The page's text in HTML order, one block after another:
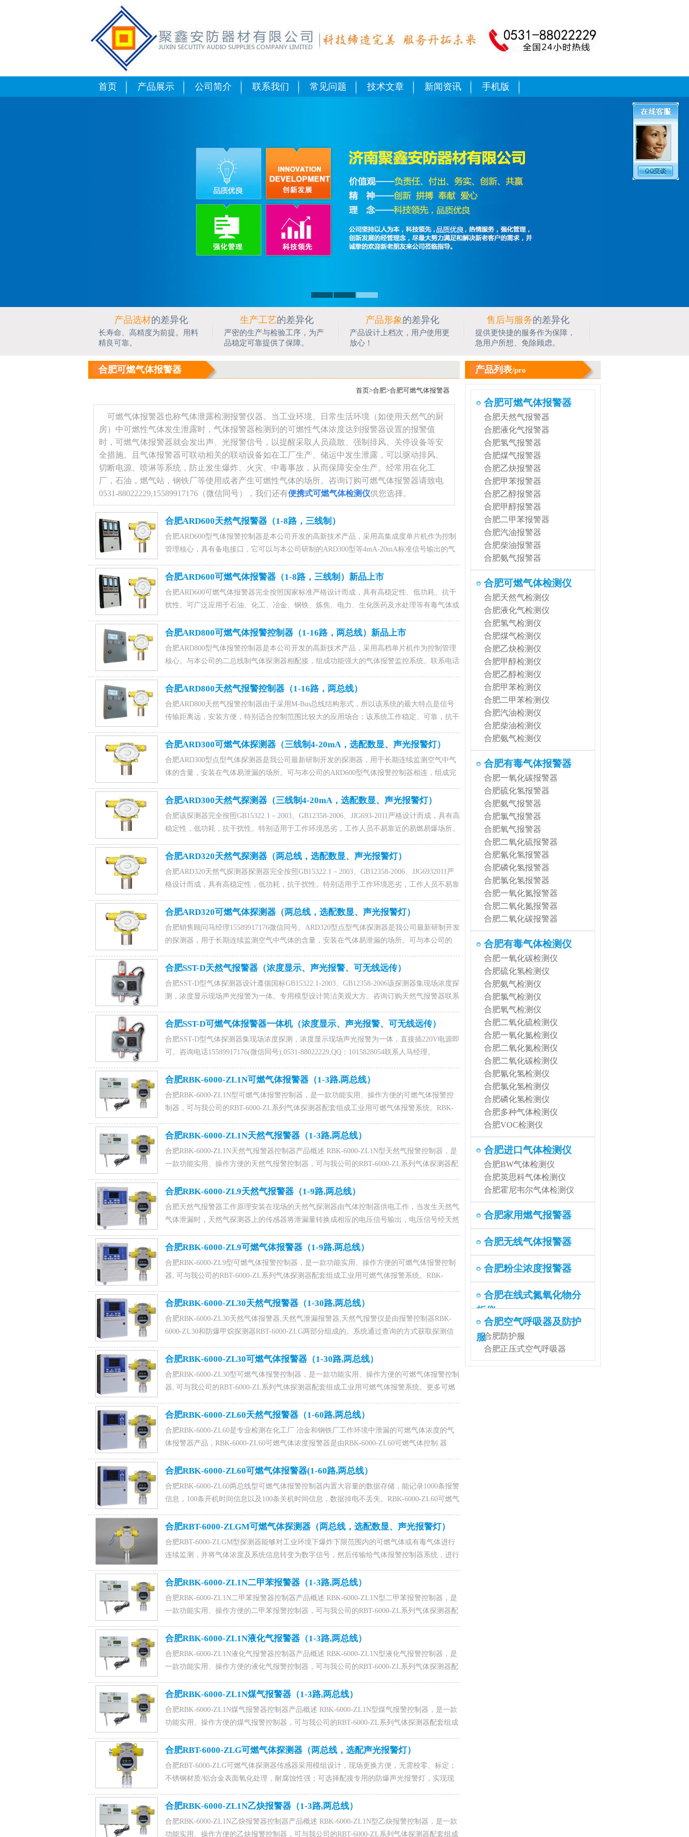
合肥可燃气体报警器
首页 产品展示 公司简介 联系我们 常见问题 技术文章 新闻资讯 手机版
1 2 3
产品选材的差异化
长寿命、高精度为前提。用料
精良可靠。
生产工艺的差异化
严密的生产与检验工序，为产
品稳定可靠提供了保障。
产品形象的差异化
产品设计上档次，用户使用更
放心！
售后与服务的差异化
提供更快捷的服务作为保障，
急用户所想、免除顾虑。
合肥可燃气体报警器
首页>合肥>合肥可燃气体报警器
可燃气体报警器也称气体泄露检测报警仪器。当工业环境、日常生活环境（如使用天然气的厨
房）中可燃性气体发生泄露时，气体报警器检测到的可燃性气体浓度达到报警器设置的报警值
时，可燃气体报警器就会发出声、光报警信号，以提醒采取人员疏散、强制排风、关停设备等安
全措施。且气体报警器可联动相关的联动设备如在工厂生产、储运中发生泄露，可以驱动排风、
切断电源、喷淋等系统，防止发生爆炸、火灾、中毒事故，从而保障安全生产。经常用在化工
厂，石油，燃气站，钢铁厂等使用或者产生可燃性气体的场所。 咨询订购可燃气体报警器请致电
0531-88022229,15589917176（微信同号），我们还有便携式可燃气体检测仪供您选择。
合肥ARD600天然气报警器（1-8路，三线制）
合肥ARD600型气体报警控制器是本公司开发的高新技术产品，采用高集成度单片机作为控制
管理核心，具有备电接口，它可以与本公司研制的ARD300型等4mA-20mA标准信号输出的气
二次（或DCS）仪表。咨询天然气报警器、天然气检测仪找济南聚鑫安防器材有限公司，联系
电话15589917176(微信同号)，0531-88022229，QQ：1015828054，联系人马经理。
合肥ARD600可燃气体报警器（1-8路，三线制）新品上市
合肥ARD600可燃气体报警器完全按照国家标准严格设计而成，具有高稳定性、低功耗、抗干
扰性。可广泛应用于石油、化工、冶金、钢铁、炼焦、电力、生化医药及水处理等有毒气体或
号)，0531-88022229，QQ：1015828054，联系人马经理。
合肥ARD800可燃气体报警控制器​（1-16路，两总线）新品上市
合肥ARD800型气体报警控制器是本公司开发的高新技术产品，采用高档单片机作为控制管理
核心。与本公司的二总线制气体探测器相配接，组成功能强大的气体报警监控系统。联系电话
合肥ARD800天然气报警控制器​（1-16路，两总线）
合肥ARD800天然气报警控制器由于采用M-Bus总线结构形式，所以该系统的最大特点是信号
传输距离远，安装方便，特别适合控制范围比较大的应用场合；该系统工作稳定、可靠，抗干
器材有限公司,联系电话15589917176(微信同号),0531-88022229,QQ：1015828054，联系人马经
理。
合肥ARD300可燃气体探测器（三线制4-20mA，选配数显、声光报警灯）
合肥ARD300型点型气体探测器是我公司最新研制开发的探测器，用于长期连续监测空气中气
体的含量，安装在气体易泄漏的场所。可与本公司的ARD600型气体报警控制器相连，组成完
15589917176(微信同号),0531-88022229,QQ：1015828054，联系人马经理。
合肥ARD300天然气探测器（三线制4-20mA，选配数显、声光报警灯）
合肥该探测器完全按照GB15322.1－2003、GB12358-2006、JJG693-2011严格设计而成，具有高
稳定性，低功耗，抗干扰性。特别适用于工作环境恶劣，工作人员不易靠近的易燃易爆场所。
限公司,联系电话15589917176(微信同号),0531-88022229,QQ：1015828054，联系人马经理。
合肥ARD320天然气探测器（两总线，选配数显、声光报警灯）
合肥ARD320天然气探测器探测器完全按照GB15322.1－2003、GB12358-2006、JJG6932011严
格设计而成，具有高稳定性，低功耗，抗干扰性。特别适用于工作环境恶劣，工作人员不易靠
济南聚鑫安防器材有限公司,联系电话15589917176(微信同号),0531-88022229,QQ：
1015828054，联系人马经理。
合肥ARD320可燃气体探测器（两总线，选配数显、声光报警灯）
合肥销售顾问马经理15589917176微信同号。ARD320型点型气体探测器是我公司最新研制开发
的探测器，用于长期连续监测空气中气体的含量，安装在气体易泄漏的场所。可与本公司的
合肥SST-D天然气报警器（浓度显示、声光报警、可无线远传）
合肥SST-D型气体探测器设计遵循国标GB15322.1-2003、GB12358-2006该探测器集现场浓度探
测，浓度显示现场声光报警为一体。专用模型设计简洁美观大方。咨询订购天然气报警器联系
合肥SST-D可燃气体报警器一体机（浓度显示、声光报警、可无线远传）
合肥SST-D型气体探测器集现场浓度探测，浓度显示现场声光报警为一体，直接插220V电源即
可。咨询电话15589917176(微信同号),0531-88022229,QQ：1015828054联系人马经理。
合肥RBK-6000-ZL1N可燃气体报警器（1-3路,两总线）
合肥RBK-6000-ZL1N型可燃气体报警控制器，是一款功能实用、操作方便的可燃气体报警控
制器，可与我公司的RBT-6000-ZL系列气体探测器配套组成工业用可燃气体报警系统。RBK-
器联系电话15589917176(微信同号),0531-88022229,QQ：1015828054马经理。
合肥RBK-6000-ZL1N天然气报警器（1-3路,两总线）
合肥RBK-6000-ZL1N天然气报警器控制器产品概述 RBK-6000-ZL1N型天然气报警控制器，是
一款功能实用、操作方便的天然气报警控制器，可与我公司的RBT-6000-ZL系列气体探测器配
用壁挂式安装。咨询订购天然气报警器联系电话15589917176(微信同号),0531-88022229,QQ：
1015828054马经理。
合肥RBK-6000-ZL9天然气报警器（1-9路,两总线）
合肥天然气报警器工作原理安装在现场的天然气探测器由气体控制器供电工作，当发生天然气
气体泄漏时，天然气探测器上的传感器将泄漏量转换成相应的电压信号输出，电压信号经天然
屏幕上。当浓度达到设定的动作值时，控制器发出报警并驱动外接设备。更多天然气报警器请
致电15589917176(微信同号),0531-88022229,QQ：1015828054马经理。
合肥RBK-6000-ZL9可燃气体报警器（1-9路,两总线）
合肥RBK-6000-ZL9型可燃气体报警控制器，是一款功能实用、操作方便的可燃气体报警控制
器, 可与我公司的RBT-6000-ZL系列气体探测器配套组成工业用可燃气体报警系统。RBK-
警器联系电话15589917176(微信同号),0531-88022229,QQ：1015828054马经理。
合肥RBK-6000-ZL30天然气报警器（1-30路,两总线）
合肥RBK-6000-ZL30天然气体报警器,天然气泄漏报警器,天然气报警仪是由报警控制器RBK-
6000-ZL30和防爆甲烷探测器RBT-6000-ZLG两部分组成的。系统通过查询的方式获取探测信
联系电话15589917176(微信同号),0531-88022229,QQ：1015828054马经理。
合肥RBK-6000-ZL30可燃气体报警器（1-30路,两总线）
合肥RBK-6000-ZL30型可燃气体报警控制器，是一款功能实用、操作方便的可燃气体报警控制
器, 可与我公司的RBT-6000-ZL系列气体探测器配套组成工业用可燃气体报警系统。更多可燃
气体检测仪（也称便携式可燃气体检测仪）同样也能达到检测和预防的效果。咨询订购可燃气
体报警器联系电话15589917176(微信同号),0531-88022229,QQ：1015828054马经理。
合肥RBK-6000-ZL60天然气报警器（1-60路,两总线）
合肥RBK-6000-ZL60是专业检测在化工厂 冶金和钢铁厂工作环境中泄漏的可燃气体浓度的气
体报警器产品，RBK-6000-ZL60可燃气体浓度报警器是由RBK-6000-ZL60可燃气体控制 器
制。咨询订购天然气报警器联系电话15589917176(微信同号),0531-88022229,QQ：1015828054
马经理。
合肥RBK-6000-ZL60可燃气体报警器(1-60路,两总线）
合肥RBK-6000-ZL60两总线型可燃气体报警控制器内置大容量的数据存储，能记录1000条报警
信息，100条开机时间信息以及100条关机时间信息，数据掉电不丢失。RBK-6000-ZL60可燃气
探测器，咨询可燃气体报警器找济南聚鑫安防器材有限公司,联系电话15589917176(微信同
号),0531-88022229,QQ：1015828054，联系人马经理。
合肥RBT-6000-ZLGM可燃气体探测器（两总线，选配数显、声光报警灯）
合肥RBT-6000-ZLGM型探测器能够对工业环境下爆炸下限范围内的可燃气体或有毒气体进行
连续监测，并将气体浓度及系统信息转变为数字信号，然后传输给气体报警控制器系统，进行
合肥RBK-6000-ZL1N二甲苯报警器（1-3路,两总线）
合肥RBK-6000-ZL1N二甲苯报警器控制器产品概述 RBK-6000-ZL1N型二甲苯报警控制器，是
一款功能实用、操作方便的二甲苯报警控制器，可与我公司的RBT-6000-ZL系列气体探测器配
88022229,QQ：1015828054马经理。
合肥RBK-6000-ZL1N液化气报警器（1-3路,两总线）
合肥RBK-6000-ZL1N液化气报警器控制器产品概述 RBK-6000-ZL1N型液化气报警控制器，是
一款功能实用、操作方便的液化气报警控制器，可与我公司的RBT-6000-ZL系列气体探测器配
用壁挂式安装。咨询订购液化气报警器联系电话15589917176(微信同号),0531-88022229,QQ：
1015828054马经理。
合肥RBK-6000-ZL1N煤气报警器（1-3路,两总线）
合肥RBK-6000-ZL1N煤气报警器控制器产品概述 RBK-6000-ZL1N型煤气报警控制器，是一款
功能实用、操作方便的煤气报警控制器，可与我公司的RBT-6000-ZL系列气体探测器配套组成
安装。咨询订购煤气报警器联系电话15589917176(微信同号),0531-88022229,QQ：1015828054
马经理。
合肥RBT-6000-ZLG可燃气体探测器（两总线，选配声光报警灯）
合肥RBT-6000-ZLG可燃气体探测器传感器采用模组设计，现场更换方便，无需校零、标定；
不锈钢材质/铝合金表面氧化处理，耐腐蚀性强；可选择配接专用的防爆声光报警灯，实现现
信同号),0531-88022229,QQ：1015828054，联系人马经理。
合肥RBK-6000-ZL1N乙炔报警器（1-3路,两总线）
合肥RBK-6000-ZL1N乙炔报警器控制器产品概述 RBK-6000-ZL1N型乙炔报警控制器，是一款
功能实用、操作方便的乙炔报警控制器，可与我公司的RBT-6000-ZL系列气体探测器配套组成
产品列表/pro
合肥可燃气体报警器
合肥天然气报警器
合肥液化气报警器
合肥氢气报警器
合肥煤气报警器
合肥乙炔报警器
合肥甲苯报警器
合肥乙醇报警器
合肥甲醇报警器
合肥二甲苯报警器
合肥汽油报警器
合肥柴油报警器
合肥氨气报警器
合肥可燃气体检测仪
合肥天然气检测仪
合肥液化气检测仪
合肥氢气检测仪
合肥煤气检测仪
合肥乙炔检测仪
合肥甲醇检测仪
合肥乙醇检测仪
合肥甲苯检测仪
合肥二甲苯检测仪
合肥汽油检测仪
合肥柴油检测仪
合肥氨气检测仪
合肥有毒气体报警器
合肥一氧化碳报警器
合肥硫化氢报警器
合肥氨气报警器
合肥氯气报警器
合肥氧气报警器
合肥二氧化硫报警器
合肥氰化氢报警器
合肥磷化氢报警器
合肥氯化氢报警器
合肥一氧化氮报警器
合肥二氧化氮报警器
合肥二氧化碳报警器
合肥有毒气体检测仪
合肥一氧化碳检测仪
合肥硫化氢检测仪
合肥氨气检测仪
合肥氯气检测仪
合肥氧气检测仪
合肥二氧化硫检测仪
合肥一氧化氮检测仪
合肥二氧化氮检测仪
合肥二氧化碳检测仪
合肥氰化氢检测仪
合肥氯化氢检测仪
合肥磷化氢检测仪
合肥多种气体检测仪
合肥VOC检测仪
合肥进口气体检测仪
合肥BW气体检测仪
合肥英思科气体检测仪
合肥霍尼韦尔气体检测仪
合肥家用燃气报警器
合肥无线气体报警器
合肥粉尘浓度报警器
合肥在线式氮氧化物分
析仪
合肥空气呼吸器及防护
服合肥防护服
合肥正压式空气呼吸器